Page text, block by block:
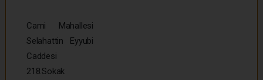
Cami Mahallesi
Selahattin Eyyubi
Caddesi
218.Sokak